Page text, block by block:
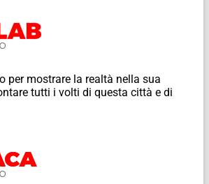
per mostrare la realtà nella sua
tutti i volti di questa città e di